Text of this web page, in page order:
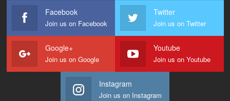
Facebook
Join us on Facebook
Twitter
Join us on Twitter
Google+
Join us on Google
Youtube
Join us on Youtube
Instagram
Join us on Instagram